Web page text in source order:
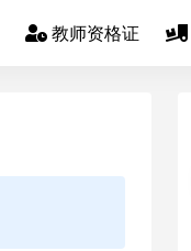
教师资格证